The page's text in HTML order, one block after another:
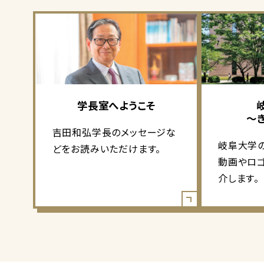
学長室へようこそ
吉田和弘学長のメッセージな
どをお読みいただけます。
～
岐阜大学
動画やロ
介します。